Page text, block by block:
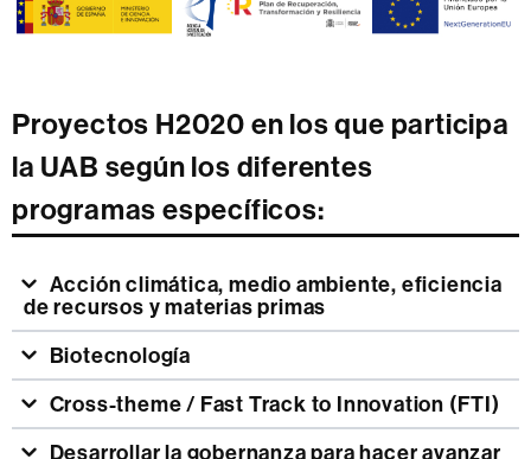
Proyectos H2020 en los que participa
la UAB según los diferentes
programas específicos:
de recursos y materias primas
Biotecnología
Cross-theme / Fast Track to Innovation (FTI)